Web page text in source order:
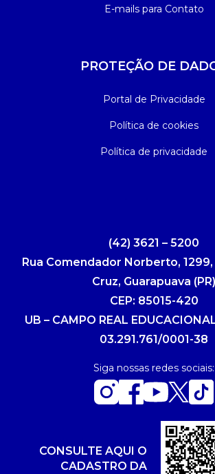
E-mails para Contato
PROTEÇÃO DE
Portal de Privacidade
Política de cookies
Política de privacidade
(42) 3621 – 5200
Rua Comendador Norberto,
Cruz, Guarapuava (PR)
CEP: 85015-420
UB – CAMPO REAL
03.291.761/0001-38
Siga nossas redes sociais:
CONSULTE AQUI O
CADASTRO DA